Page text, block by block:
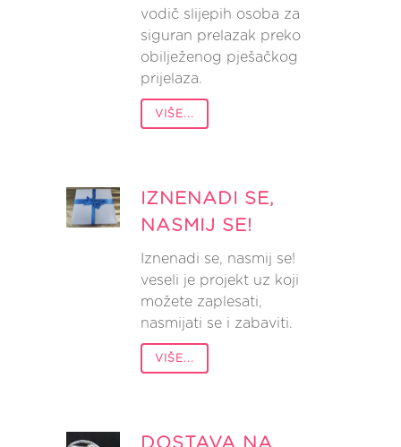
vodič slijepih osoba za
siguran prelazak preko
obilježenog pješačkog
prijelaza.
VIŠE...
IZNENADI SE,
NASMIJ SE!
Iznenadi se, nasmij se!
veseli je projekt uz koji
možete zaplesati,
nasmijati se i zabaviti.
VIŠE...
DOSTAVA NA